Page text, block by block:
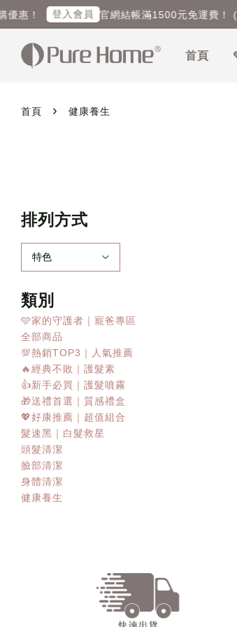
惠！ 登入會員 官網結帳滿1500元免運費！ (
首頁
首頁 › 健康養生
排列方式
類別
🩵家的守護者｜寵爸專區
全部商品
💯熱銷TOP3｜人氣推薦
🔥經典不敗｜護髮素
👍新手必買｜護髮噴霧
🎁送禮首選｜質感禮盒
💖好康推薦｜超值組合
髮速黑｜白髮救星
頭髮清潔
臉部清潔
身體清潔
健康養生